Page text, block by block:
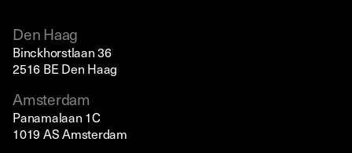
Den Haag
Binckhorstlaan 36
2516 BE Den Haag
Amsterdam
Panamalaan 1C
1019 AS Amsterdam